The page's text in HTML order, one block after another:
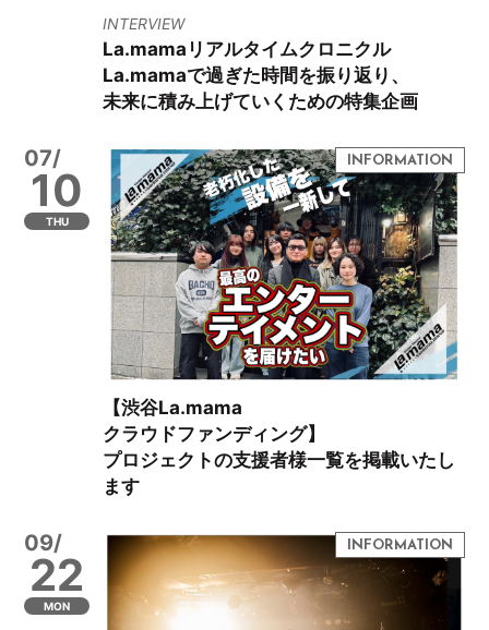
INTERVIEW
La.mamaリアルタイムクロニクル
La.mamaで過ぎた時間を振り返り、
未来に積み上げていくための特集企画
07/
10
THU
【渋谷La.mama
クラウドファンディング】
プロジェクトの支援者様一覧を掲載いたし
ます
09/
22
MON